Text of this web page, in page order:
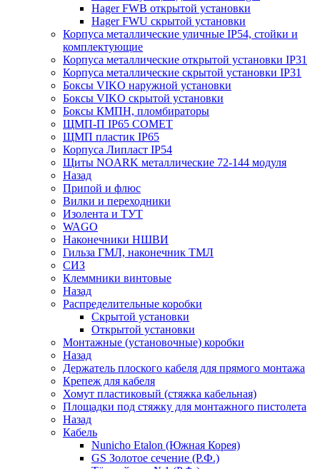
Hager FWB открытой установки
Hager FWU скрытой установки
Корпуса металлические уличные IP54, стойки и
комплектующие
Корпуса металлические открытой установки IP31
Корпуса металлические скрытой установки IP31
Боксы VIKO наружной установки
Боксы VIKO скрытой установки
Боксы КМПН, пломбираторы
ЩМП-П IP65 COMET
ЩМП пластик IP65
Корпуса Липласт IP54
Щиты NOARK металлические 72-144 модуля
Назад
Припой и флюс
Вилки и переходники
Изолента и ТУТ
WAGO
Наконечники НШВИ
Гильза ГМЛ, наконечник ТМЛ
СИЗ
Клеммники винтовые
Назад
Распределительные коробки
Скрытой установки
Открытой установки
Монтажные (установочные) коробки
Назад
Держатель плоского кабеля для прямого монтажа
Крепеж для кабеля
Хомут пластиковый (стяжка кабельная)
Площадки под стяжку для монтажного пистолета
Назад
Кабель
Nunicho Etalon (Южная Корея)
GS Золотое сечение (Р.Ф.)